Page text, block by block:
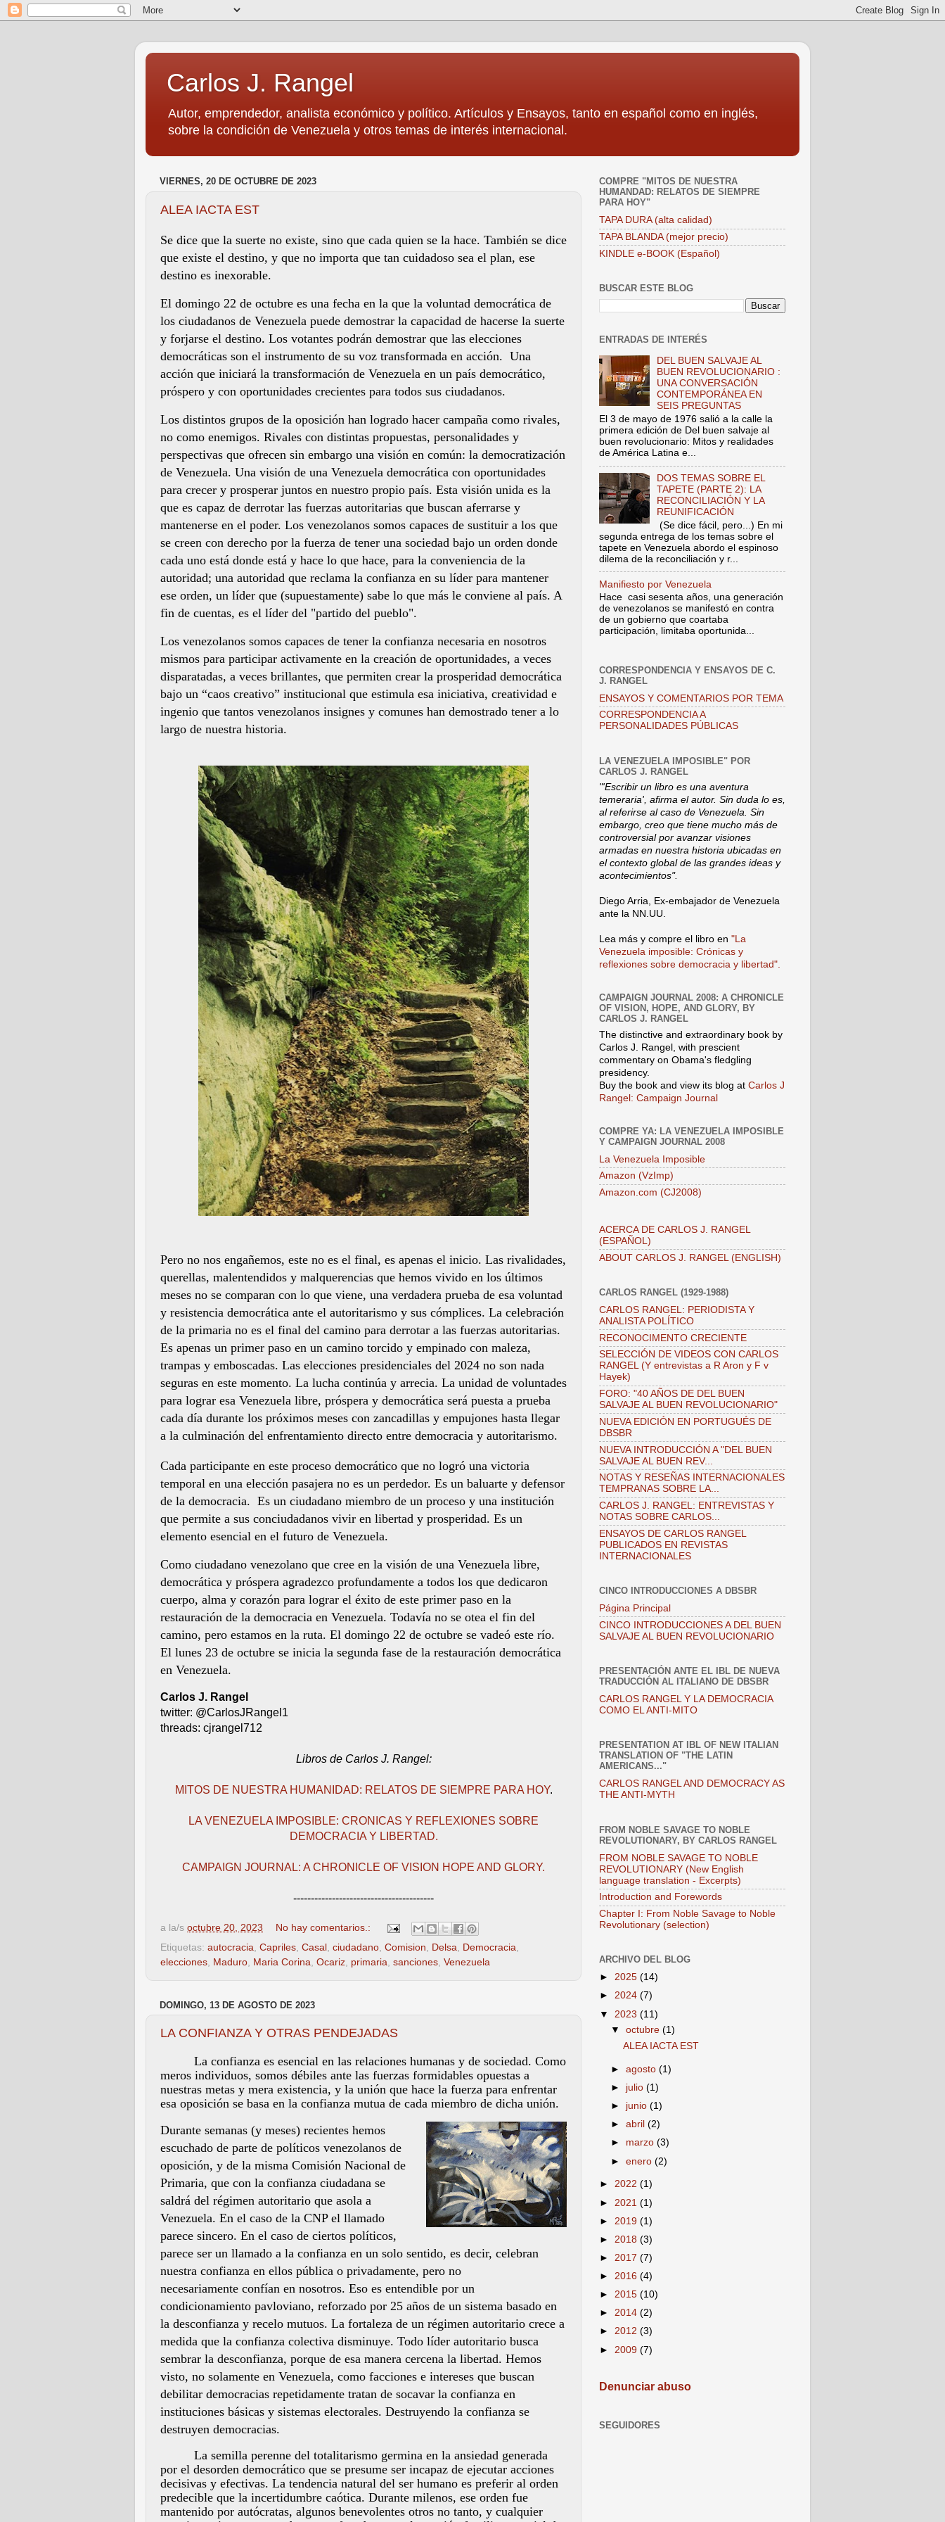
Carlos J. Rangel
Autor, emprendedor, analista económico y político. Artículos y Ensayos, tanto en español como en inglés,
sobre la condición de Venezuela y otros temas de interés internacional.
VIERNES, 20 DE OCTUBRE DE 2023
ALEA IACTA EST
Se dice que la suerte no existe, sino que cada quien se la hace. También se dice
que existe el destino, y que no importa que tan cuidadoso sea el plan, ese
destino es inexorable.
El domingo 22 de octubre es una fecha en la que la voluntad democrática de
los ciudadanos de Venezuela puede demostrar la capacidad de hacerse la suerte
y forjarse el destino. Los votantes podrán demostrar que las elecciones
democráticas son el instrumento de su voz transformada en acción. Una
acción que iniciará la transformación de Venezuela en un país democrático,
próspero y con oportunidades crecientes para todos sus ciudadanos.
Los distintos grupos de la oposición han logrado hacer campaña como rivales,
no como enemigos. Rivales con distintas propuestas, personalidades y
perspectivas que ofrecen sin embargo una visión en común: la democratización
de Venezuela. Una visión de una Venezuela democrática con oportunidades
para crecer y prosperar juntos en nuestro propio país. Esta visión unida es la
que es capaz de derrotar las fuerzas autoritarias que buscan aferrarse y
mantenerse en el poder. Los venezolanos somos capaces de sustituir a los que
se creen con derecho por la fuerza de tener una sociedad bajo un orden donde
cada uno está donde está y hace lo que hace, para la conveniencia de la
autoridad; una autoridad que reclama la confianza en su líder para mantener
ese orden, un líder que (supuestamente) sabe lo que más le conviene al país. A
fin de cuentas, es el líder del "partido del pueblo".
Los venezolanos somos capaces de tener la confianza necesaria en nosotros
mismos para participar activamente en la creación de oportunidades, a veces
disparatadas, a veces brillantes, que permiten crear la prosperidad democrática
bajo un “caos creativo” institucional que estimula esa iniciativa, creatividad e
ingenio que tantos venezolanos insignes y comunes han demostrado tener a lo
largo de nuestra historia.
Pero no nos engañemos, este no es el final, es apenas el inicio. Las rivalidades,
querellas, malentendidos y malquerencias que hemos vivido en los últimos
meses no se comparan con lo que viene, una verdadera prueba de esa voluntad
y resistencia democrática ante el autoritarismo y sus cómplices. La celebración
de la primaria no es el final del camino para derrotar a las fuerzas autoritarias.
Es apenas un primer paso en un camino torcido y empinado con maleza,
trampas y emboscadas. Las elecciones presidenciales del 2024 no son nada
seguras en este momento. La lucha continúa y arrecia. La unidad de voluntades
para lograr esa Venezuela libre, próspera y democrática será puesta a prueba
cada día durante los próximos meses con zancadillas y empujones hasta llegar
a la culminación del enfrentamiento directo entre democracia y autoritarismo.
Cada participante en este proceso democrático que no logró una victoria
temporal en una elección pasajera no es un perdedor. Es un baluarte y defensor
de la democracia. Es un ciudadano miembro de un proceso y una institución
que permite a sus conciudadanos vivir en libertad y prosperidad. Es un
elemento esencial en el futuro de Venezuela.
Como ciudadano venezolano que cree en la visión de una Venezuela libre,
democrática y próspera agradezco profundamente a todos los que dedicaron
cuerpo, alma y corazón para lograr el éxito de este primer paso en la
restauración de la democracia en Venezuela. Todavía no se otea el fin del
camino, pero estamos en la ruta. El domingo 22 de octubre se vadeó este río.
El lunes 23 de octubre se inicia la segunda fase de la restauración democrática
en Venezuela.
Carlos J. Rangel
twitter: @CarlosJRangel1
threads: cjrangel712
Libros de Carlos J. Rangel:
MITOS DE NUESTRA HUMANIDAD: RELATOS DE SIEMPRE PARA HOY.
LA VENEZUELA IMPOSIBLE: CRONICAS Y REFLEXIONES SOBRE
DEMOCRACIA Y LIBERTAD.
CAMPAIGN JOURNAL: A CHRONICLE OF VISION HOPE AND GLORY.
----------------------------------------
a la/s octubre 20, 2023
No hay comentarios.:
Etiquetas: autocracia Capriles Casal ciudadano Comision Delsa Democracia
elecciones Maduro Maria Corina Ocariz primaria sanciones Venezuela
DOMINGO, 13 DE AGOSTO DE 2023
LA CONFIANZA Y OTRAS PENDEJADAS
La confianza es esencial en las relaciones humanas y de sociedad. Como
meros individuos, somos débiles ante las fuerzas formidables opuestas a
nuestras metas y mera existencia, y la unión que hace la fuerza para enfrentar
esa oposición se basa en la confianza mutua de cada miembro de dicha unión.
Durante semanas (y meses) recientes hemos
escuchado de parte de políticos venezolanos de
oposición, y de la misma Comisión Nacional de
Primaria, que con la confianza ciudadana se
saldrá del régimen autoritario que asola a
Venezuela. En el caso de la CNP el llamado
parece sincero. En el caso de ciertos políticos,
parece ser un llamado a la confianza en un solo sentido, es decir, celebran
nuestra confianza en ellos pública o privadamente, pero no
necesariamente confían en nosotros. Eso es entendible por un
condicionamiento pavloviano, reforzado por 25 años de un sistema basado en
la desconfianza y recelo mutuos. La fortaleza de un régimen autoritario crece a
medida que la confianza colectiva disminuye. Todo líder autoritario busca
sembrar la desconfianza, porque de esa manera cercena la libertad. Hemos
visto, no solamente en Venezuela, como facciones e intereses que buscan
debilitar democracias repetidamente tratan de socavar la confianza en
instituciones básicas y sistemas electorales. Destruyendo la confianza se
destruyen democracias.
La semilla perenne del totalitarismo germina en la ansiedad generada
por el desorden democrático que se presume ser incapaz de ejecutar acciones
decisivas y efectivas. La tendencia natural del ser humano es preferir al orden
predecible que la incertidumbre caótica. Durante milenos, ese orden fue
mantenido por autócratas, algunos benevolentes otros no tanto, y cualquier
COMPRE "MITOS DE NUESTRA
HUMANDAD: RELATOS DE SIEMPRE
PARA HOY"
TAPA DURA (alta calidad)
TAPA BLANDA (mejor precio)
KINDLE e-BOOK (Español)
BUSCAR ESTE BLOG
ENTRADAS DE INTERÉS
DEL BUEN SALVAJE AL
BUEN REVOLUCIONARIO :
UNA CONVERSACIÓN
CONTEMPORÁNEA EN
SEIS PREGUNTAS
El 3 de mayo de 1976 salió a la calle la
primera edición de Del buen salvaje al
buen revolucionario: Mitos y realidades
de América Latina e...
DOS TEMAS SOBRE EL
TAPETE (PARTE 2): LA
RECONCILIACIÓN Y LA
REUNIFICACIÓN
(Se dice fácil, pero...) En mi
segunda entrega de los temas sobre el
tapete en Venezuela abordo el espinoso
dilema de la reconciliación y r...
Manifiesto por Venezuela
Hace casi sesenta años, una generación
de venezolanos se manifestó en contra
de un gobierno que coartaba
participación, limitaba oportunida...
CORRESPONDENCIA Y ENSAYOS DE C.
J. RANGEL
ENSAYOS Y COMENTARIOS POR TEMA
CORRESPONDENCIA A
PERSONALIDADES PÚBLICAS
LA VENEZUELA IMPOSIBLE" POR
CARLOS J. RANGEL
"'Escribir un libro es una aventura
temeraria', afirma el autor. Sin duda lo es,
al referirse al caso de Venezuela. Sin
embargo, creo que tiene mucho más de
controversial por avanzar visiones
armadas en nuestra historia ubicadas en
el contexto global de las grandes ideas y
acontecimientos".
Diego Arria, Ex-embajador de Venezuela
ante la NN.UU.
Lea más y compre el libro en "La
Venezuela imposible: Crónicas y
reflexiones sobre democracia y libertad".
CAMPAIGN JOURNAL 2008: A CHRONICLE
OF VISION, HOPE, AND GLORY, BY
CARLOS J. RANGEL
The distinctive and extraordinary book by
Carlos J. Rangel, with prescient
commentary on Obama's fledgling
presidency.
Buy the book and view its blog at Carlos J
Rangel: Campaign Journal
COMPRE YA: LA VENEZUELA IMPOSIBLE
Y CAMPAIGN JOURNAL 2008
La Venezuela Imposible
Amazon (VzImp)
Amazon.com (CJ2008)
ACERCA DE CARLOS J. RANGEL
(ESPAÑOL)
ABOUT CARLOS J. RANGEL (ENGLISH)
CARLOS RANGEL (1929-1988)
CARLOS RANGEL: PERIODISTA Y
ANALISTA POLÍTICO
RECONOCIMENTO CRECIENTE
SELECCIÓN DE VIDEOS CON CARLOS
RANGEL (Y entrevistas a R Aron y F v
Hayek)
FORO: "40 AÑOS DE DEL BUEN
SALVAJE AL BUEN REVOLUCIONARIO"
NUEVA EDICIÓN EN PORTUGUÉS DE
DBSBR
NUEVA INTRODUCCIÓN A "DEL BUEN
SALVAJE AL BUEN REV...
NOTAS Y RESEÑAS INTERNACIONALES
TEMPRANAS SOBRE LA...
CARLOS J. RANGEL: ENTREVISTAS Y
NOTAS SOBRE CARLOS...
ENSAYOS DE CARLOS RANGEL
PUBLICADOS EN REVISTAS
INTERNACIONALES
CINCO INTRODUCCIONES A DBSBR
Página Principal
CINCO INTRODUCCIONES A DEL BUEN
SALVAJE AL BUEN REVOLUCIONARIO
PRESENTACIÓN ANTE EL IBL DE NUEVA
TRADUCCIÓN AL ITALIANO DE DBSBR
CARLOS RANGEL Y LA DEMOCRACIA
COMO EL ANTI-MITO
PRESENTATION AT IBL OF NEW ITALIAN
TRANSLATION OF "THE LATIN
AMERICANS..."
CARLOS RANGEL AND DEMOCRACY AS
THE ANTI-MYTH
FROM NOBLE SAVAGE TO NOBLE
REVOLUTIONARY, BY CARLOS RANGEL
FROM NOBLE SAVAGE TO NOBLE
REVOLUTIONARY (New English
language translation - Excerpts)
Introduction and Forewords
Chapter I: From Noble Savage to Noble
Revolutionary (selection)
ARCHIVO DEL BLOG
► 2025 (14)
► 2024 (7)
▼ 2023 (11)
▼octubre(1)
ALEA IACTA EST
►agosto(1)
► julio(1)
► junio(1)
►abril(2)
► marzo(3)
►enero(2)
► 2022 (1)
► 2021 (1)
► 2019 (1)
► 2018 (3)
► 2017 (7)
► 2016 (4)
► 2015 (10)
► 2014 (2)
► 2012 (3)
► 2009 (7)
Denunciar abuso
SEGUIDORES